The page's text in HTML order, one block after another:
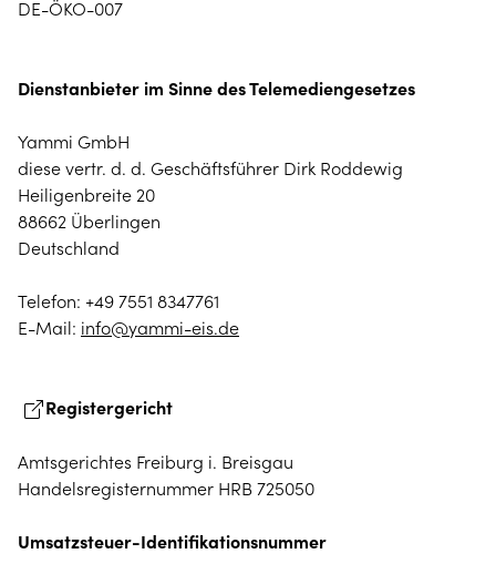
DE-ÖKO-007
Dienstanbieter im Sinne des Telemediengesetzes
Yammi GmbH
diese vertr. d. d. Geschäftsführer Dirk Roddewig
Heiligenbreite 20
88662 Überlingen
Deutschland
Telefon: +49 7551 8347761
E-Mail: info@yammi-eis.de
Registergericht
Amtsgerichtes Freiburg i. Breisgau
Handelsregisternummer HRB 725050
Umsatzsteuer-Identifikationsnummer